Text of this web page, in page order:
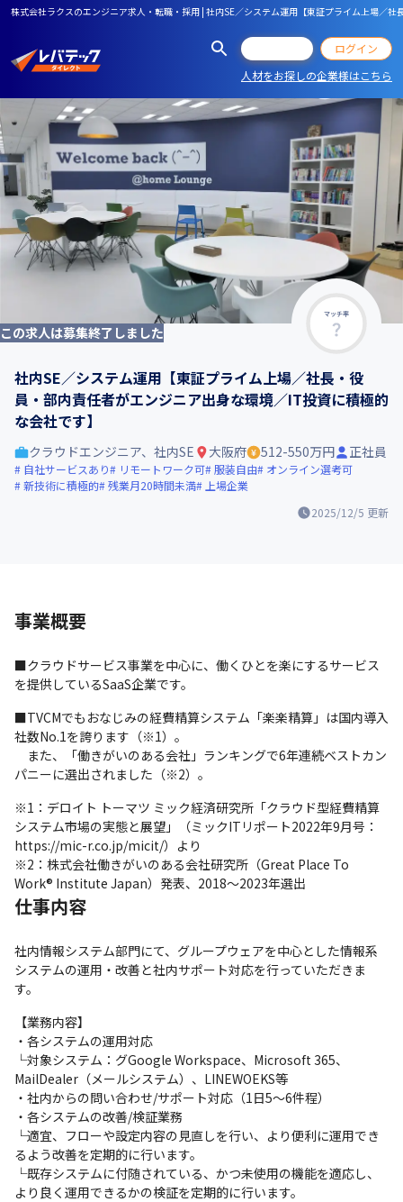
株式会社ラクスのエンジニア求人・転職・採用 | 社内SE／システム運用【東証プライム上場／
ログイン
人材をお探しの企業様はこちら
マッチ率
この求人は募集終了しました
社内SE／システム運用【東証プライム上場／社長・役
員・部内責任者がエンジニア出身な環境／IT投資に積極的
な会社です】
2025/12/5 更新
クラウドエンジニア、社内SE 大阪府 512-550万円 正社員
自社サービスあり リモートワーク可 服装自由
オンライン選考可
新技術に積極的 残業月20時間未満 上場企業
事業概要
■クラウドサービス事業を中心に、働くひとを楽にするサービス
を提供しているSaaS企業です。
■TVCMでもおなじみの経費精算システム「楽楽精算」は国内導入
社数No.1を誇ります（※1）。
また、「働きがいのある会社」ランキングで6年連続ベストカン
パニーに選出されました（※2）。
※1：デロイト トーマツ ミック経済研究所「クラウド型経費精算
システム市場の実態と展望」（ミックITリポート2022年9月号：
https://mic-r.co.jp/micit/）より
※2：株式会社働きがいのある会社研究所（Great Place To
Work® Institute Japan）発表、2018～2023年選出
仕事内容
社内情報システム部門にて、グループウェアを中心とした情報系
システムの運用・改善と社内サポート対応を行っていただきま
す。
【業務内容】
・各システムの運用対応
└対象システム：グGoogle Workspace、Microsoft 365、
MailDealer（メールシステム）、LINEWOEKS等
・社内からの問い合わせ/サポート対応（1日5～6件程）
・各システムの改善/検証業務
└適宜、フローや設定内容の見直しを行い、より便利に運用でき
るよう改善を定期的に行います。
└既存システムに付随されている、かつ未使用の機能を適応し、
より良く運用できるかの検証を定期的に行います。